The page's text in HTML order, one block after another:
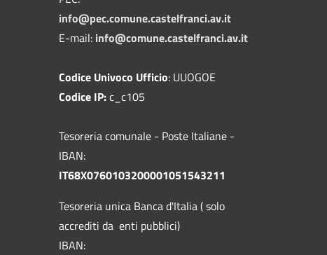
info@pec.comune.castelfranci.av.it
E-mail: info@comune.castelfranci.av.it
Codice Univoco Ufficio: UUOGOE
Codice IP:c_c105
Tesoreria comunale - Poste Italiane -
IBAN:
IT68X0760103200001051543211
Tesoreria unica Banca d'Italia ( solo
accrediti da enti pubblici)
IBAN: